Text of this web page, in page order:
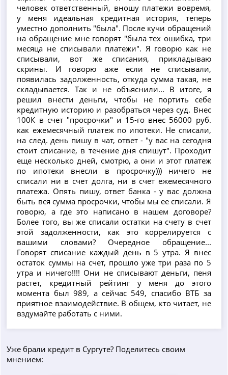
человек ответственный, вношу платежи вовремя,
у меня идеальная кредитная история, теперь
уместно дополнить "была". После кучи обращений
на обращение мне говорят "была тех ошибка, три
месяца не списывали платежи". Я говорю как не
списывали, вот же списания, прикладываю
скрины. И говорю аже если не списывали,
появилась задолженность, откуда сумма такая, не
складывается. Так и не объяснили... В итоге, я
решил внести деньги, чтобы не портить себе
кредитную историю и разобраться через суд. Внес
100К в счет "просрочки" и 15-го внес 56000 руб.
как ежемесячный платеж по ипотеки. Не списали,
на след. день пишу в чат, ответ - "у вас на сегодня
стоит списание, в течение дня спишут". Проходит
еще несколько дней, смотрю, а они и этот платеж
по ипотеки внесли в просрочку))) ничего не
списали ни в счет долга, ни в счет ежемесячного
платежа. Опять пишу, ответ банка - у вас должна
быть вся сумма просрочки, чтобы мы ее списали. Я
говорю, а где это написано в нашем договоре?
Более того, вы же списали остатки на счету в счет
этой задолженности, как это коррелируется с
вашими словами? Очередное обращение...
Говорят списание каждый день в 5 утра. Я внес
остаток суммы на счет, прошло уже три раза по 5
утра и ничего!!!! Они не списывают деньги, пеня
растет, кредитный рейтинг у меня до этого
момента был 989, а сейчас 549, спасибо ВТБ за
приятное взаимодействие. В общем, кто читает, не
вздумайте работать с ними.
Уже брали кредит в Сургуте? Поделитесь своим
мнением: